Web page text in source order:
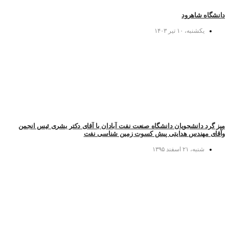
دانشگاه شاهرود
یکشنبه، ۱۰ تیر ۱۴۰۳
میز گرد دانشجویان دانشگاه صنعت نفت آبادان با آقای دکتر بشری ئیس انجمن
وآقای مهندس هدایتی پیش کسوت زمین شناسی نفت
شنبه، ۲۱ اسفند ۱۳۹۵